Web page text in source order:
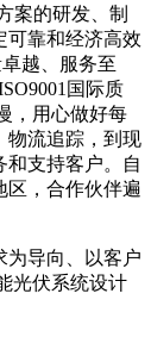
案的研发、制
可靠和经济高效
越、服务至
国际质
，用心做好每
物流追踪，到现
和支持客户。自
区，合作伙伴遍
为导向、以客户
光伏系统设计